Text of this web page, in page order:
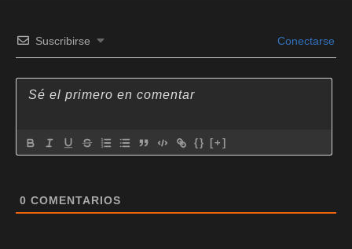
Suscribirse Conectarse
{} [+]
0 COMENTARIOS